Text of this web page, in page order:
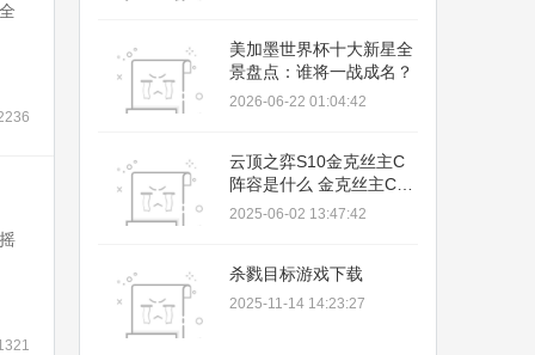
美加墨世界杯十大新星全
景盘点：谁将一战成名？
2026-06-22 01:04:42
云顶之弈S10金克丝主C
阵容是什么 金克丝主C阵
容推荐
2025-06-02 13:47:42
杀戮目标游戏下载
2025-11-14 14:23:27